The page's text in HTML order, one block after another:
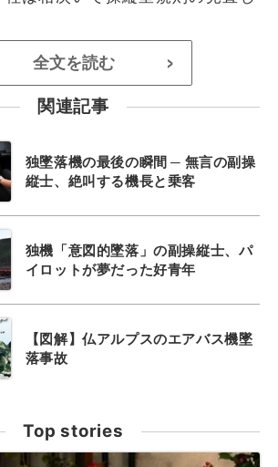
全文を読む >
関連記事
独墜落機の最後の瞬間 ─ 無言の副操
縦士、絶叫する機長と乗客
独機「意図的墜落」の副操縦士、パ
イロットが夢だった好青年
【図解】仏アルプスのエアバス機墜
落事故
Top stories